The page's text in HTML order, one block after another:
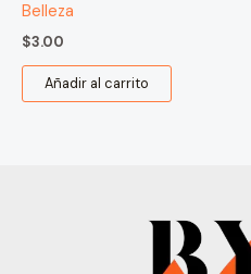
Belleza
$3.00
Añadir al carrito